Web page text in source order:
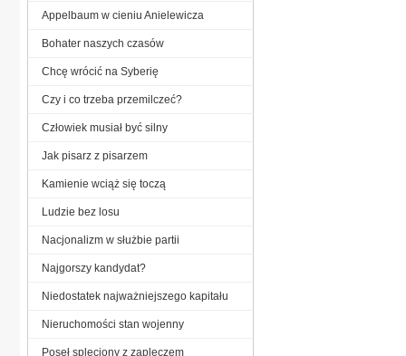
Appelbaum w cieniu Anielewicza
Bohater naszych czasów
Chcę wrócić na Syberię
Czy i co trzeba przemilczeć?
Człowiek musiał być silny
Jak pisarz z pisarzem
Kamienie wciąż się toczą
Ludzie bez losu
Nacjonalizm w służbie partii
Najgorszy kandydat?
Niedostatek najważniejszego kapitału
Nieruchomości stan wojenny
Poseł spleciony z zapleczem